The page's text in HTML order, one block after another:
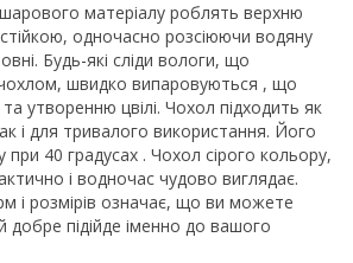
матеріалу роблять верхню
одночасно розсіюючи водяну
Будь-які сліди вологи, що
швидко випаровуються , що
утворенню цвілі. Чохол підходить як
і для тривалого використання. Його
40 градусах . Чохол сірого кольору,
і водночас чудово виглядає.
і розмірів означає, що ви можете
добре підійде іменно до вашого